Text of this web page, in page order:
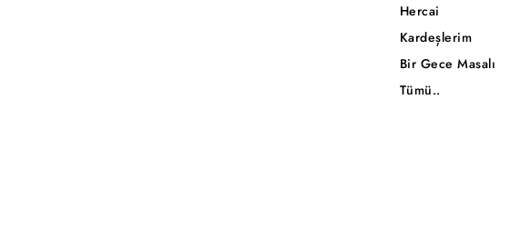
Hercai
Kardeşlerim
Bir Gece Masalı
Tümü..